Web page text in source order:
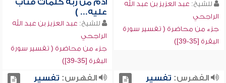
للشيخ: عبد العزيز بن عبد الله
الراجحي
جزء من محاضرة ( تفسير سورة
البقرة [35-39])
آدم من ربه كلمات فتاب
عليه... )
للشيخ: عبد العزيز بن عبد الله
الراجحي
جزء من محاضرة ( تفسير سورة
البقرة [35-39])
الفهرس: تفسير
الفهرس: تفسير